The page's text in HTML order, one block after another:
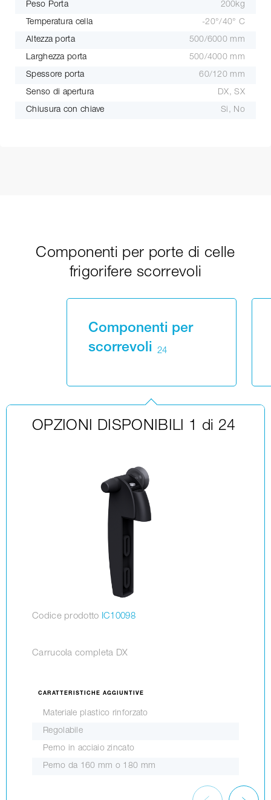
Peso Porta 200kg
Temperatura cella -20°/40° C
Altezza porta 500/6000 mm
Larghezza porta 500/4000 mm
Spessore porta 60/120 mm
Senso di apertura DX, SX
Chiusura con chiave Si, No
Componenti per porte di celle
frigorifere scorrevoli
Componenti per
scorrevoli
24
OPZIONI DISPONIBILI 1 di 24
Codice prodotto IC10098
Carrucola completa DX
CARATTERISTICHE AGGIUNTIVE
Materiale plastico rinforzato
Regolabile
Perno in acciaio zincato
Perno da 160 mm o 180 mm